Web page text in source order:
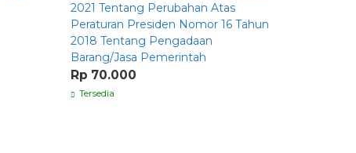
2021 Tentang Perubahan Atas
Peraturan Presiden Nomor 16 Tahun
2018 Tentang Pengadaan
Barang/Jasa Pemerintah
Rp 70.000
Tersedia